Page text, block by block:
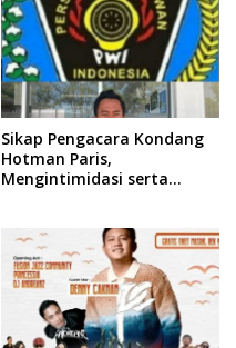
Republik Indonesia
Sikap Pengacara Kondang
Hotman Paris,
Mengintimidasi serta
Sampang Angkat Bicara